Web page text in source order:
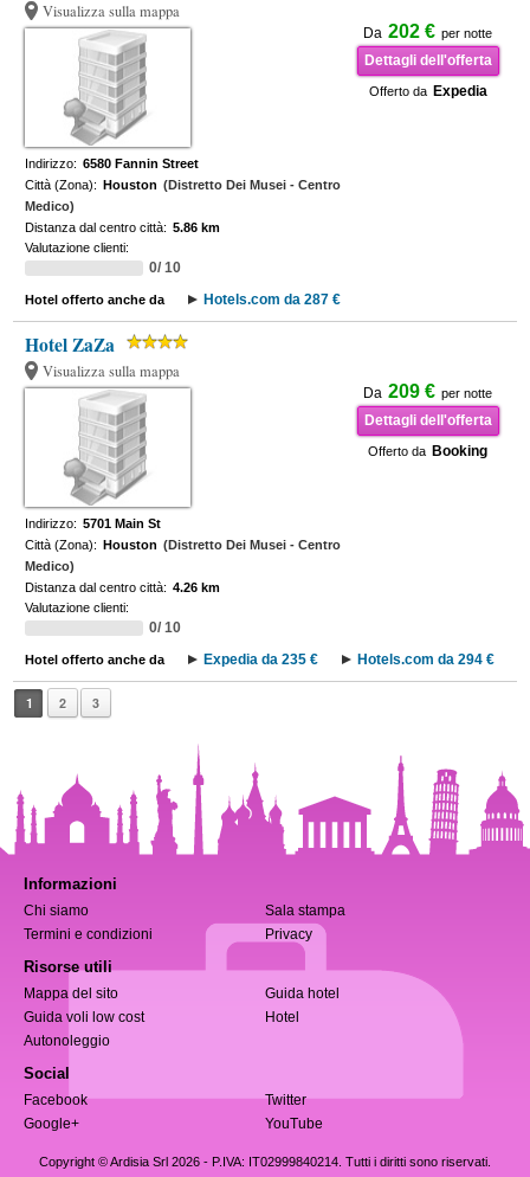
Visualizza sulla mappa
Da 202 € per notte
Dettagli dell'offerta
Offerto da Expedia
Indirizzo: 6580 Fannin Street
Città (Zona): Houston (Distretto Dei Musei - Centro
Medico)
Distanza dal centro città: 5.86 km
Valutazione clienti:
0/ 10
Hotel offerto anche da Hotels.com da 287 €
Hotel ZaZa
Visualizza sulla mappa
Da 209 € per notte
Dettagli dell'offerta
Offerto da Booking
Indirizzo: 5701 Main St
Città (Zona): Houston (Distretto Dei Musei - Centro
Medico)
Distanza dal centro città: 4.26 km
Valutazione clienti:
0/ 10
Hotel offerto anche da Expedia da 235 € Hotels.com da 294 €
1 2 3
Informazioni
Chi siamo
Sala stampa
Termini e condizioni
Privacy
Risorse utili
Mappa del sito
Guida hotel
Guida voli low cost
Hotel
Autonoleggio
Social
Facebook
Twitter
Google+
YouTube
Copyright © Ardisia Srl 2026 - P.IVA: IT02999840214. Tutti i diritti sono riservati.